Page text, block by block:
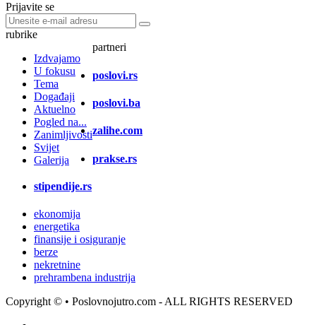
Prijavite se
rubrike
Izdvajamo
U fokusu
Tema
Događaji
Aktuelno
Pogled na...
Zanimljivosti
Svijet
Galerija
partneri
poslovi.rs
poslovi.ba
zalihe.com
prakse.rs
stipendije.rs
ekonomija
energetika
finansije i osiguranje
berze
nekretnine
prehrambena industrija
Copyright © • Poslovnojutro.com - ALL RIGHTS RESERVED